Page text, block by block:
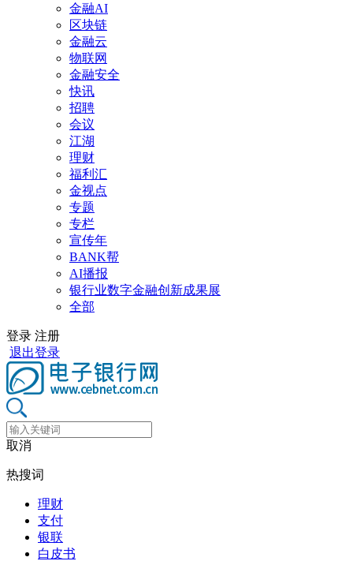
金融AI
区块链
金融云
物联网
金融安全
快讯
招聘
会议
江湖
理财
福利汇
金视点
专题
专栏
宣传年
BANK帮
AI播报
银行业数字金融创新成果展
全部
登录 注册
退出登录
取消
热搜词
理财
支付
银联
白皮书